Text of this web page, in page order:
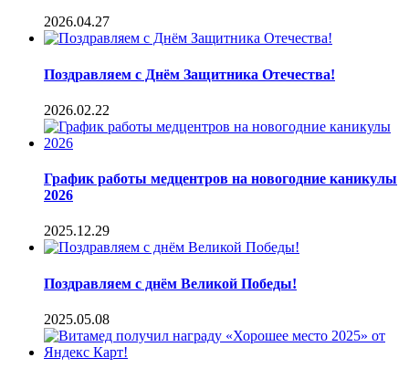
2026.04.27
Поздравляем с Днём Защитника Отечества!
2026.02.22
График работы медцентров на новогодние каникулы
2026
2025.12.29
Поздравляем с днём Великой Победы!
2025.05.08